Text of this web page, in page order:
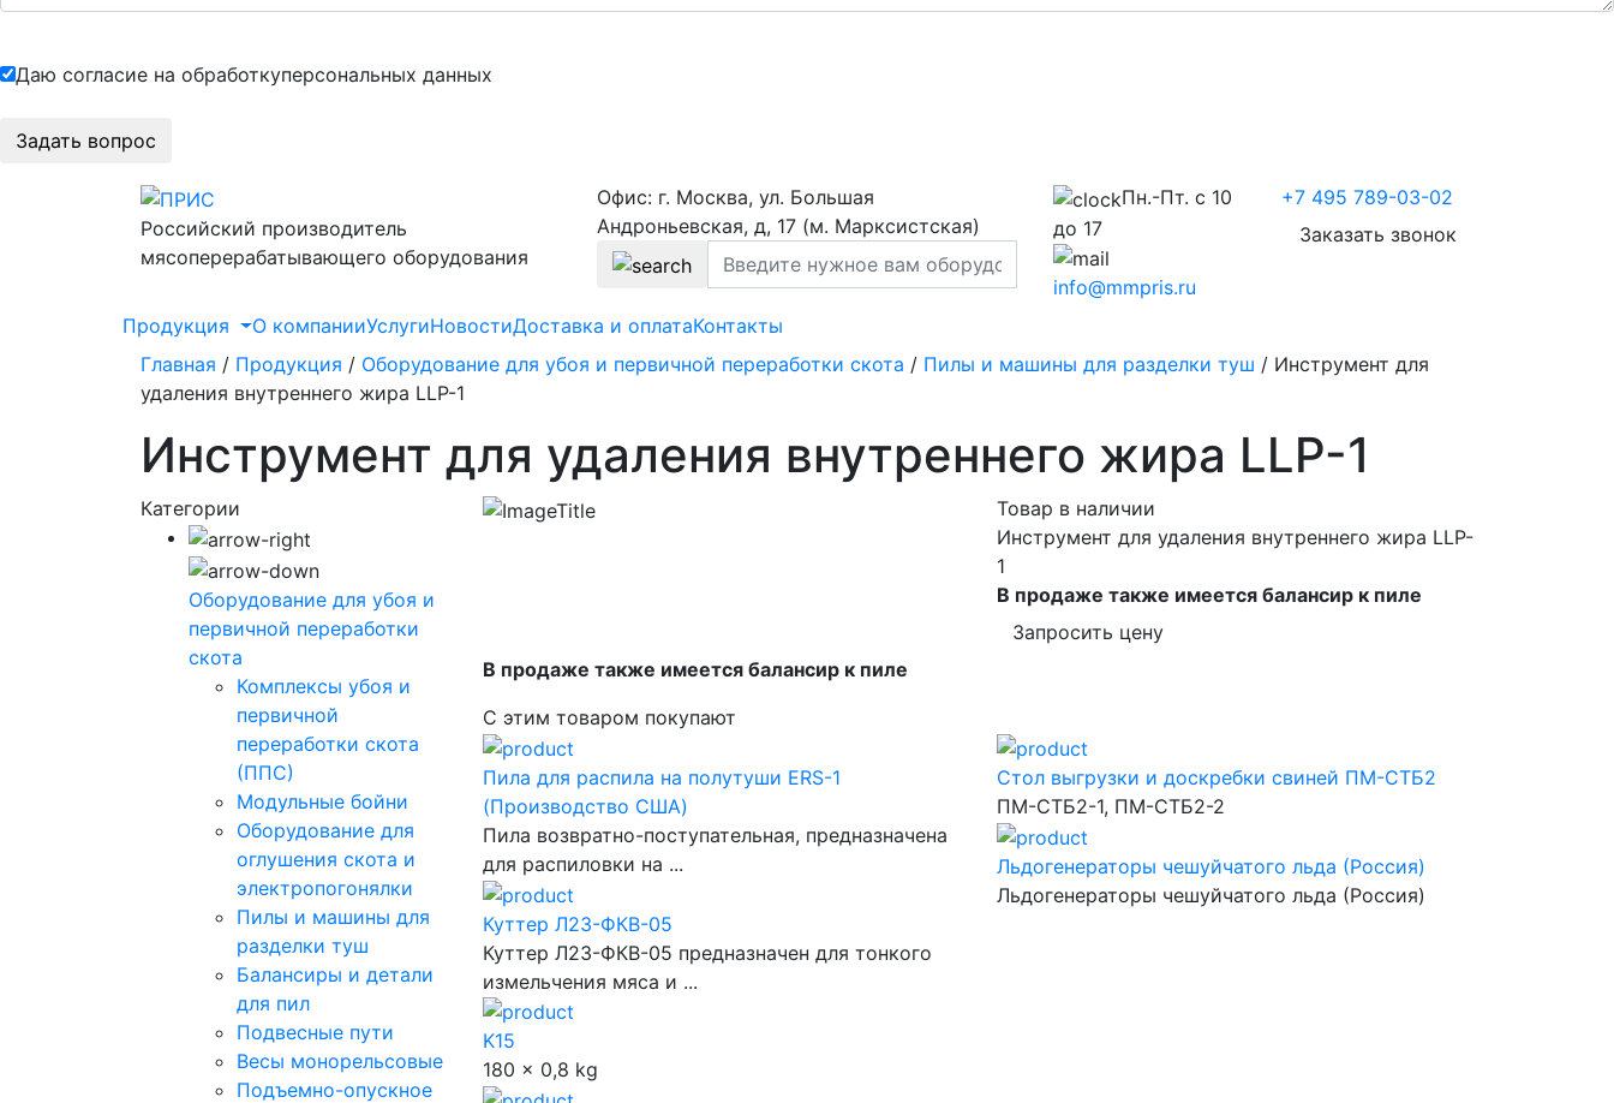
Даю согласие на обработкуперсональных данных
Российский производитель
мясоперерабатывающего оборудования
Офис: г. Москва, ул. Большая
Андроньевская, д, 17 (м. Марксистская)
Пн.-Пт. с 10
до 17
info@mmpris.ru
+7 495 789-03-02
Заказать звонок
Продукция О компанииУслугиНовостиДоставка и оплатаКонтакты
Главная / Продукция / Оборудование для убоя и первичной переработки скота / Пилы и машины для разделки туш / Инструмент для
удаления внутреннего жира LLP-1
Инструмент для удаления внутреннего жира LLP-1
Категории
Оборудование для убоя и
первичной переработки
скота
Комплексы убоя и
первичной
переработки скота
(ППС)
Модульные бойни
Оборудование для
оглушения скота и
электропогонялки
Пилы и машины для
разделки туш
Балансиры и детали
для пил
Подвесные пути
Весы монорельсовые
Подъемно-опускное
Товар в наличии
Инструмент для удаления внутреннего жира LLP-
1
В продаже также имеется балансир к пиле
Запросить цену
В продаже также имеется балансир к пиле
С этим товаром покупают
Пила для распила на полутуши ERS-1
(Производство США)
Пила возвратно-поступательная, предназначена
для распиловки на ...
Куттер Л23-ФКВ-05
Куттер Л23-ФКВ-05 предназначен для тонкого
измельчения мяса и ...
Стол выгрузки и доскребки свиней ПМ-СТБ2
ПМ-СТБ2-1, ПМ-СТБ2-2
Льдогенераторы чешуйчатого льда (Россия)
Льдогенераторы чешуйчатого льда (Россия)
K15
180 x 0,8 kg